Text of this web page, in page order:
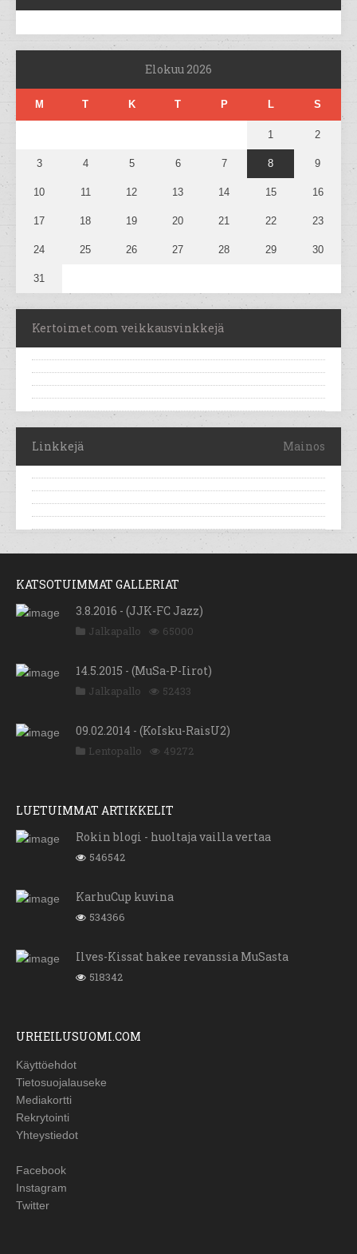
Elokuu 2026
M T K T P L S
1 2
3 4 5 6 7 8 9
10 11 12 13 14 15 16
17 18 19 20 21 22 23
24 25 26 27 28 29 30
31
Kertoimet.com veikkausvinkkejä
Linkkejä Mainos
KATSOTUIMMAT GALLERIAT
3.8.2016 - (JJK-FC Jazz)
Jalkapallo 65000
14.5.2015 - (MuSa-P-Iirot)
Jalkapallo 52433
09.02.2014 - (KoIsku-RaisU2)
Lentopallo 49272
LUETUIMMAT ARTIKKELIT
Rokin blogi - huoltaja vailla vertaa
546542
KarhuCup kuvina
534366
Ilves-Kissat hakee revanssia MuSasta
518342
URHEILUSUOMI.COM
Käyttöehdot
Tietosuojalauseke
Mediakortti
Rekrytointi
Yhteystiedot
Facebook
Instagram
Twitter